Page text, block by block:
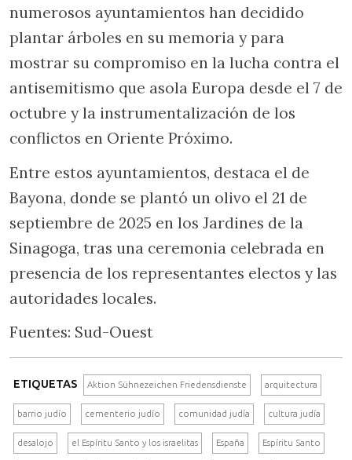
numerosos ayuntamientos han decidido
plantar árboles en su memoria y para
mostrar su compromiso en la lucha contra el
antisemitismo que asola Europa desde el 7 de
octubre y la instrumentalización de los
conflictos en Oriente Próximo.
Entre estos ayuntamientos, destaca el de
Bayona, donde se plantó un olivo el 21 de
septiembre de 2025 en los Jardines de la
Sinagoga, tras una ceremonia celebrada en
presencia de los representantes electos y las
autoridades locales.
Fuentes: Sud-Ouest
ETIQUETAS Aktion Sühnezeichen Friedensdienste arquitectura
barrio judío cementerio judío comunidad judía cultura judía
desalojo el Espíritu Santo y los israelitas España Espíritu Santo